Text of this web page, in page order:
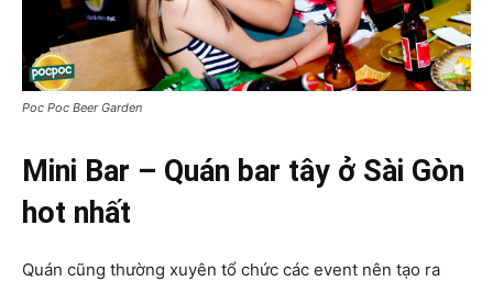
Poc Poc Beer Garden
Mini Bar – Quán bar tây ở Sài Gòn
hot nhất
Quán cũng thường xuyên tổ chức các event nên tạo ra